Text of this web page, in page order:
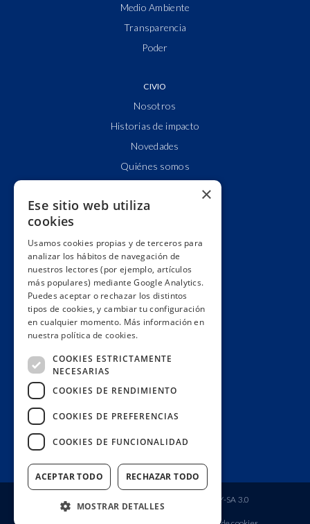
Medio Ambiente
Transparencia
Poder
CIVIO
Nosotros
Historias de impacto
Novedades
Quiénes somos
Alianzas y redes
Impacto
Premios
Formación
Código ético
Re-publica
Muro de donantes
Únete aquí
Fundación Ciudadana Civio CC BY-SA 3.0
×
Ese sitio web utiliza
cookies
Usamos cookies propias y de terceros para
analizar los hábitos de navegación de
nuestros lectores (por ejemplo, artículos
más populares) mediante Google Analytics.
Puedes aceptar o rechazar los distintos
tipos de cookies, y cambiar tu configuración
en cualquier momento. Más información en
nuestra política de cookies.
COOKIES ESTRICTAMENTE
NECESARIAS
COOKIES DE RENDIMIENTO
COOKIES DE PREFERENCIAS
COOKIES DE FUNCIONALIDAD
ACEPTAR TODO RECHAZAR TODO
MOSTRAR DETALLES